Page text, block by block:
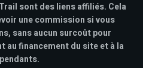
sont des liens affiliés. Cela
une commission si vous
sans aucun surcoût pour
au financement du site et à la